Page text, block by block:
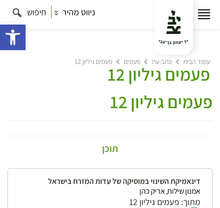
ניווט מהיר חיפוש
עמוד הבית כתב-עת פעמים פעמים גיליון 12
פעמים גיליון 12
פעמים גיליון 12
תוכן
דינאמיקת השינוי במוסיקה של עדות המזרח בישראל
אמנון שילוח, אריק כהן
מתוך: פעמים גיליון 12